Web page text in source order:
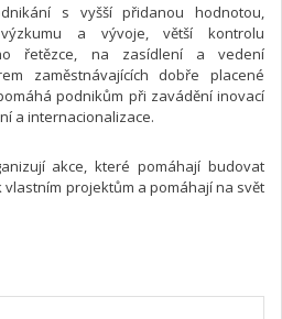
s vyšší přidanou hodnotou,
a vývoje, větší kontrolu
řetězce, na zasídlení a vedení
zaměstnávajících dobře placené
podnikům při zavádění inovací
a internacionalizace.
akce, které pomáhají budovat
projektům a pomáhají na svět